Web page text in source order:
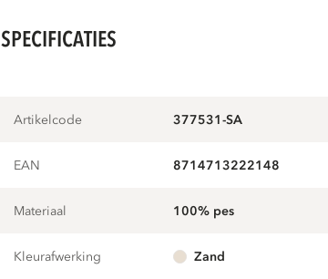
SPECIFICATIES
Artikelcode 377531-SA
EAN 8714713222148
Materiaal 100% pes
Kleurafwerking zand